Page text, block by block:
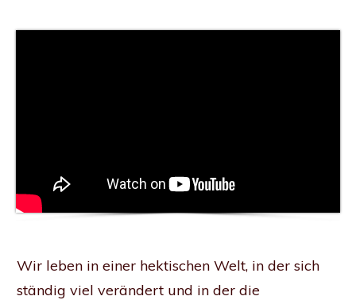
Wir leben in einer hektischen Welt, in der sich
ständig viel verändert und in der die